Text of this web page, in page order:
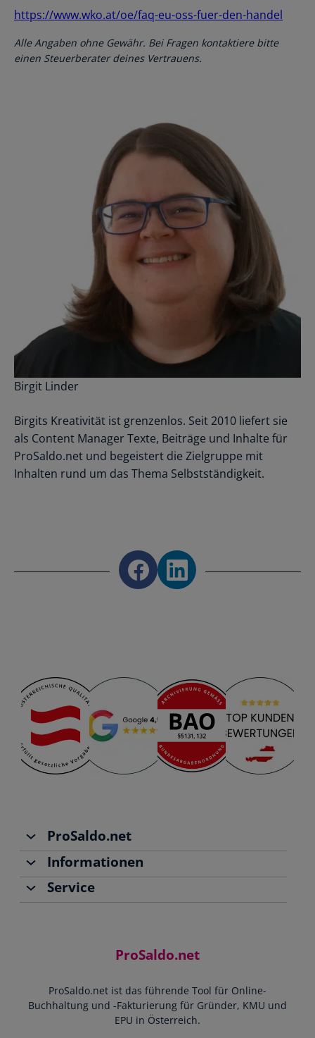
https://www.wko.at/oe/faq-eu-oss-fuer-den-handel
Alle Angaben ohne Gewähr. Bei Fragen kontaktiere bitte
einen Steuerberater deines Vertrauens.
Birgit Linder
Birgits Kreativität ist grenzenlos. Seit 2010 liefert sie
als Content Manager Texte, Beiträge und Inhalte für
ProSaldo.net und begeistert die Zielgruppe mit
Inhalten rund um das Thema Selbstständigkeit.
Share on Facebook
Share on LinkedIn
ProSaldo.net
Über uns
Team
Jobs
Presse
Datenschutz
Informationen
Buchhaltung
Doppelte Buchführung
Bankdatenimport
Zusammenarbeit mit Steuerberater
Service
Blog
ProSaldo.net
ProSaldo.net ist das führende Tool für Online-
Buchhaltung und -Fakturierung für Gründer, KMU und
EPU in Österreich.